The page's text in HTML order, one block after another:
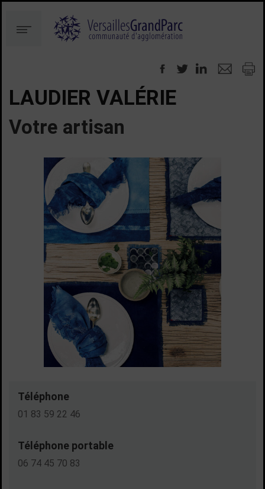
au
contenu
à
Menu
LAUDIER VALÉRIE
Votre artisan
Téléphone
01 83 59 22 46
Téléphone portable
06 74 45 70 83